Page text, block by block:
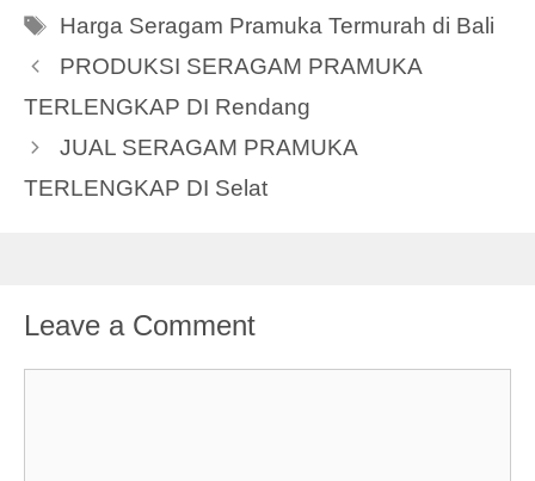
Tags
Harga Seragam Pramuka Termurah di Bali
PRODUKSI SERAGAM PRAMUKA
TERLENGKAP DI Rendang
JUAL SERAGAM PRAMUKA
TERLENGKAP DI Selat
Leave a Comment